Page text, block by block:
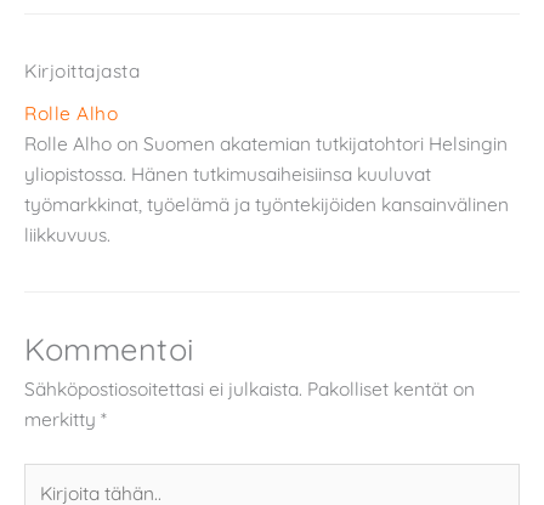
Kirjoittajasta
Rolle Alho
Rolle Alho on Suomen akatemian tutkijatohtori Helsingin
yliopistossa. Hänen tutkimusaiheisiinsa kuuluvat
työmarkkinat, työelämä ja työntekijöiden kansainvälinen
liikkuvuus.
Kommentoi
Sähköpostiosoitettasi ei julkaista. Pakolliset kentät on
merkitty *